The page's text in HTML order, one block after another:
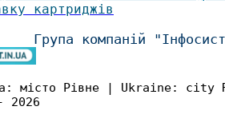
картриджів
Група компаній
місто Рівне | Ukraine:
2026